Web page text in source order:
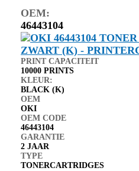
OEM:
46443104
PRINT CAPACITEIT
10000 PRINTS
KLEUR:
BLACK (K)
OEM
OKI
OEM CODE
46443104
GARANTIE
2 JAAR
TYPE
TONERCARTRIDGES